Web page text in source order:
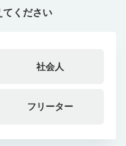
てください
社会人
フリーター